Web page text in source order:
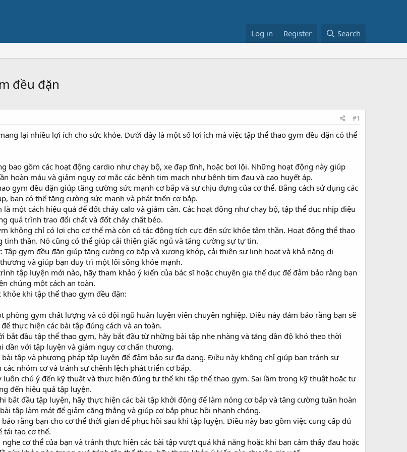
Log in Register Search
đều đặn
#1
lại nhiều lợi ích cho sức khỏe. Dưới đây là một số lợi ích mà việc tập thể thao gym đều đặn có thể
bao gồm các hoạt động cardio như chạy bộ, xe đạp tĩnh, hoặc bơi lội. Những hoạt động này giúp
hoàn máu và giảm nguy cơ mắc các bệnh tim mạch như bệnh tim đau và cao huyết áp.
gym đều đặn giúp tăng cường sức mạnh cơ bắp và sự chịu đựng của cơ thể. Bằng cách sử dụng các
bạn có thể tăng cường sức mạnh và phát triển cơ bắp.
một cách hiệu quả để đốt cháy calo và giảm cân. Các hoạt động như chạy bộ, tập thể dục nhịp điệu
quá trình trao đổi chất và đốt cháy chất béo.
không chỉ có lợi cho cơ thể mà còn có tác động tích cực đến sức khỏe tâm thần. Hoạt động thể thao
thần. Nó cũng có thể giúp cải thiện giấc ngủ và tăng cường sự tự tin.
gym đều đặn giúp tăng cường cơ bắp và xương khớp, cải thiện sự linh hoạt và khả năng di
và giúp bạn duy trì một lối sống khỏe mạnh.
tập luyện mới nào, hãy tham khảo ý kiến của bác sĩ hoặc chuyên gia thể dục để đảm bảo rằng bạn
chúng một cách an toàn.
khi tập thể thao gym đều đặn:
phòng gym chất lượng và có đội ngũ huấn luyện viên chuyên nghiệp. Điều này đảm bảo rằng bạn sẽ
thực hiện các bài tập đúng cách và an toàn.
bắt đầu tập thể thao gym, hãy bắt đầu từ những bài tập nhẹ nhàng và tăng dần độ khó theo thời
với tập luyện và giảm nguy cơ chấn thương.
tập và phương pháp tập luyện để đảm bảo sự đa dạng. Điều này không chỉ giúp bạn tránh sự
nhóm cơ và tránh sự chênh lệch phát triển cơ bắp.
chú ý đến kỹ thuật và thực hiện đúng tư thế khi tập thể thao gym. Sai lầm trong kỹ thuật hoặc tư
đến hiệu quả tập luyện.
bắt đầu tập luyện, hãy thực hiện các bài tập khởi động để làm nóng cơ bắp và tăng cường tuần hoàn
tập làm mát để giảm căng thẳng và giúp cơ bắp phục hồi nhanh chóng.
rằng bạn cho cơ thể thời gian để phục hồi sau khi tập luyện. Điều này bao gồm việc cung cấp đủ
tái tạo cơ thể.
cơ thể của bạn và tránh thực hiện các bài tập vượt quá khả năng hoặc khi bạn cảm thấy đau hoặc